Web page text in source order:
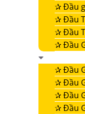
✰Đầu
✰Đầu
✰Đầu
✰Đầu
✰Đầu
✰Đầu
✰Đầu
✰Đầu